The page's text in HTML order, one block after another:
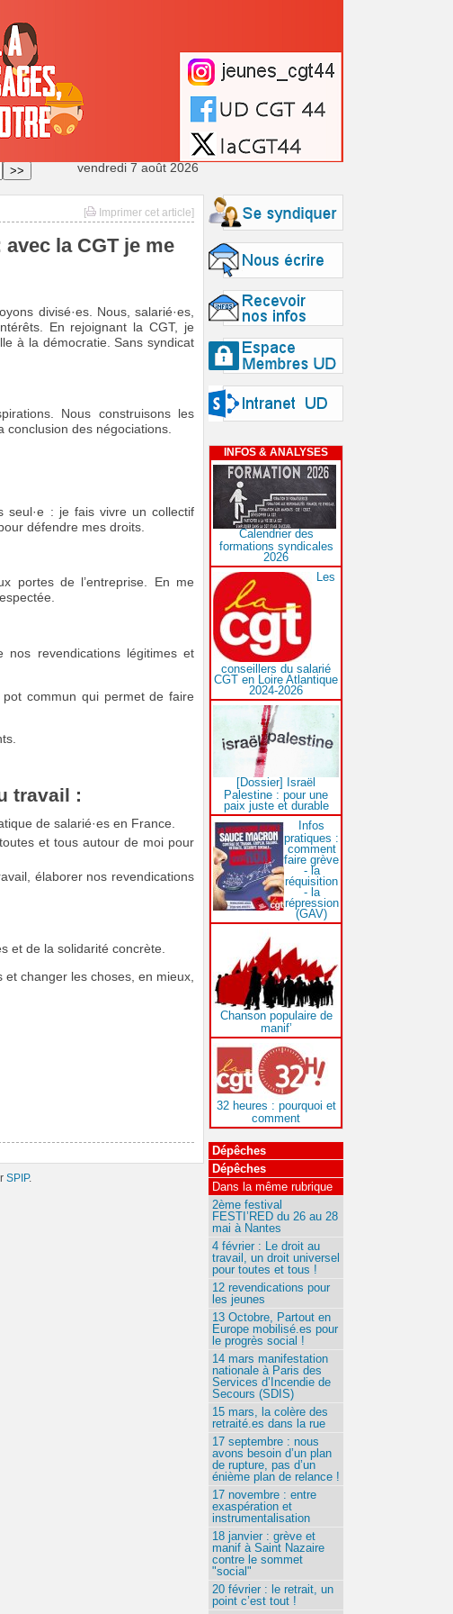
vendredi 7 août 2026
[ Imprimer cet article]
la CGT je me
divisé·es. Nous, salarié·es,
En rejoignant la CGT, je
à la démocratie. Sans syndicat
Nous construisons les
conclusion des négociations.
seul·e : je fais vivre un collectif
défendre mes droits.
portes de l’entreprise. En me
nos revendications légitimes et
commun qui permet de faire
travail :
de salarié·es en France.
et tous autour de moi pour
élaborer nos revendications
et de la solidarité concrète.
changer les choses, en mieux,
INFOS & ANALYSES
Calendrier des
formations syndicales
2026
Les
conseillers du salarié
CGT en Loire Atlantique
2024-2026
[Dossier] Israël
Palestine : pour une
paix juste et durable
Infos
pratiques :
comment
faire grève
- la
réquisition
- la
répression
(GAV)
Chanson populaire de
manif’
32 heures : pourquoi et
comment
Dépêches
Dépêches
Dans la même rubrique
2ème festival
FESTI’RED du 26 au 28
mai à Nantes
4 février : Le droit au
travail, un droit universel
pour toutes et tous !
12 revendications pour
les jeunes
13 Octobre, Partout en
Europe mobilisé.es pour
le progrès social !
14 mars manifestation
nationale à Paris des
Services d’Incendie de
Secours (SDIS)
15 mars, la colère des
retraité.es dans la rue
17 septembre : nous
avons besoin d’un plan
de rupture, pas d’un
énième plan de relance !
17 novembre : entre
exaspération et
instrumentalisation
18 janvier : grève et
manif à Saint Nazaire
contre le sommet
"social"
20 février : le retrait, un
point c’est tout !
SPIP.